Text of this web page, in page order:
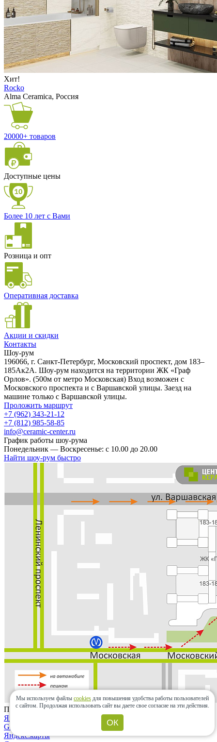
Хит!
Rocko
Alma Ceramica, Россия
20000+ товаров
Доступные цены
Более 10 лет с Вами
Розница и опт
Оперативная доставка
Акции и скидки
Контакты
Шоу-рум
196066, г. Санкт-Петербург, Московский проспект, дом 183–
185Ак2А. Шоу-рум находится на территории ЖК «Граф
Орлов». (500м от метро Московская) Вход возможен с
Московского проспекта и с Варшавской улицы. Заезд на
машине только с Варшавской улицы.
Проложить маршрут
+7 (962) 343-21-12
+7 (812) 985-58-85
info@ceramic-center.ru
График работы шоу-рума
Понедельник — Воскресенье: с 10.00 до 20.00
Найти шоу-рум быстро
Проложить маршрут
Яндекс.карты
Google maps
Яндекс.карты
Мы используем файлы cookies для повышения удобства работы пользователей
с сайтом. Продолжая использовать сайт вы даете свое согласие на эти действия.
ОК